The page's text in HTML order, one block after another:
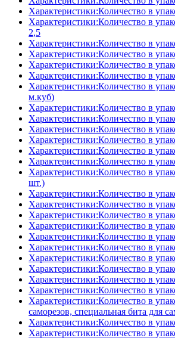
Характеристики:Количество в
Характеристики:Количество в
2,5
Характеристики:Количество в
Характеристики:Количество в
Характеристики:Количество в
Характеристики:Количество в
Характеристики:Количество в
м.куб)
Характеристики:Количество в
Характеристики:Количество в
Характеристики:Количество в
Характеристики:Количество в
Характеристики:Количество в
Характеристики:Количество в
Характеристики:Количество в
шт.)
Характеристики:Количество в
Характеристики:Количество в
Характеристики:Количество в
Характеристики:Количество в
Характеристики:Количество в
Характеристики:Количество в
Характеристики:Количество в
Характеристики:Количество в
Характеристики:Количество в
Характеристики:Количество в
Характеристики:Количество в
саморезов, специальная бита для
Характеристики:Количество в
Характеристики:Количество в